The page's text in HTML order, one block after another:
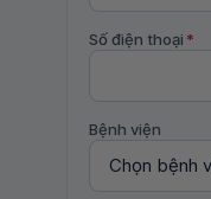
Số điện thoại *
Bệnh viện